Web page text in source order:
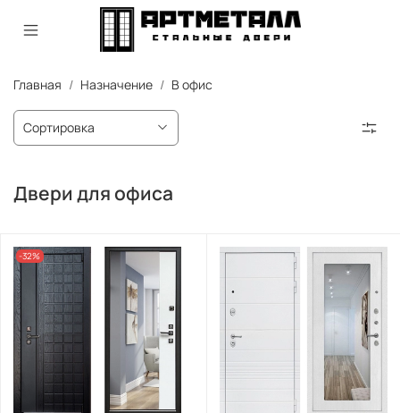
Главная Назначение В офис
Двери для офиса
-32%